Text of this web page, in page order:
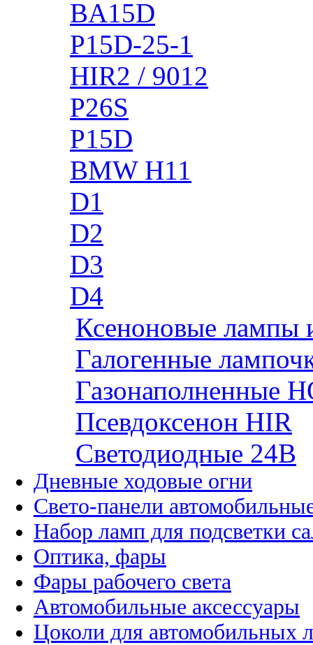
BA15D
P15D-25-1
HIR2 / 9012
P26S
P15D
BMW H11
D1
D2
D3
D4
Ксеноновые лампы
Галогенные
Газонаполненные
Псевдоксенон HIR
Cветодиодные 24B
Дневные ходовые огни
Свето-панели
Набор ламп для подсветки
Оптика, фары
Фары рабочего света
Автомобильные аксессуары
Цоколи для автомобильных